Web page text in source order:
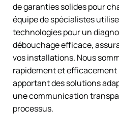
de garanties solides pour
équipe de spécialistes
technologies pour un
débouchage efficace,
vos installations. Nous
rapidement et efficacement
apportant des solutions
une communication
processus.